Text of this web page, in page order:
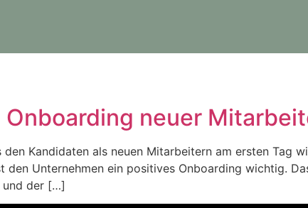
neuer
Kandidaten als neuen Mitarbeitern am ersten Tag
Unternehmen ein positives Onboarding wichtig.
und der […]